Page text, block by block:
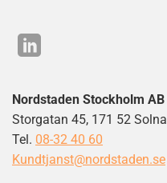
Nordstaden Stockholm AB
Storgatan 45, 171 52 Solna
Tel. 08-32 40 60
Kundtjanst@nordstaden.se